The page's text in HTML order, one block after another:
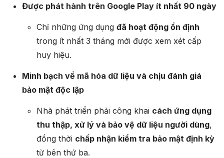
Được phát hành trên Google Play ít nhất 90 ngày
Chỉ những ứng dụng đã hoạt động ổn định
trong ít nhất 3 tháng mới được xem xét cấp
huy hiệu.
Minh bạch về mã hóa dữ liệu và chịu đánh giá
bảo mật độc lập
Nhà phát triển phải công khai cách ứng dụng
thu thập, xử lý và bảo vệ dữ liệu người dùng,
đồng thời chấp nhận kiểm tra bảo mật định kỳ
từ bên thứ ba.